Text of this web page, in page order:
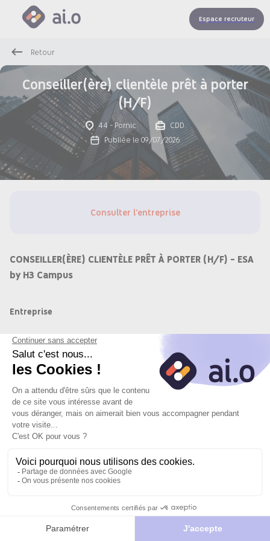
Espace recruteur
Retour
Conseiller(ère) clientèle prêt à porter
(H/F)
44 - Pornic
CDD
Publiée le 09/07/2026
Consulter l'entreprise
CONSEILLER(ÈRE) CLIENTÈLE PRÊT À PORTER (H/F) - ESA
by H3 Campus
Entreprise
À l'ESA by H3 Campus, nous formons les talents de demain grâce
à des parcours en alternance du BTS au Mastère. Notre mission
est d'accompagner chaque apprenant vers la réussite et une
insertion professionnelle rapide et durable.
Objectif du poste
client au sein d'un magasin dynamique.
Postuler
vers le site
partenaire
Je
Postuler